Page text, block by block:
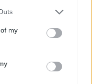
one or more Google
You may click to
third-party tags to
in below Google
my
Modric, Benzema pen.,
Depay pen.)
Zarraga pen.; De Frutos)